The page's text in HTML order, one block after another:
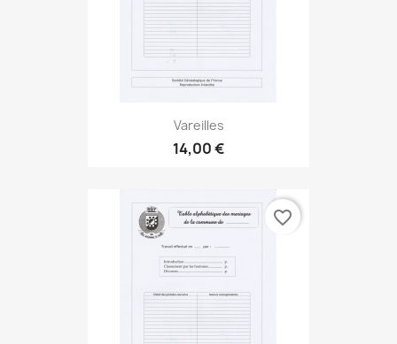
Vareilles
14,00 €
favorite_border